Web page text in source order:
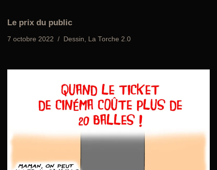
Le prix du public
7 octobre 2022 Dessin, La Torche 2.0